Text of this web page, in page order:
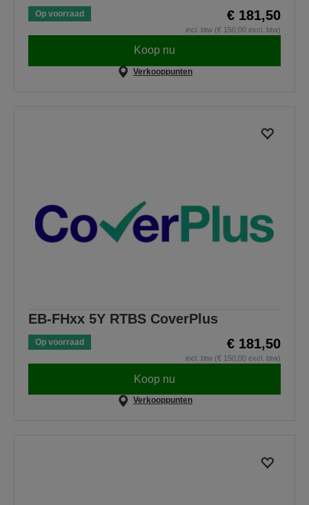
Op voorraad € 181,50
incl. btw (€ 150,00 excl. btw)
Koop nu
Verkooppunten
EB-FHxx 5Y RTBS CoverPlus
Op voorraad € 181,50
incl. btw (€ 150,00 excl. btw)
Koop nu
Verkooppunten